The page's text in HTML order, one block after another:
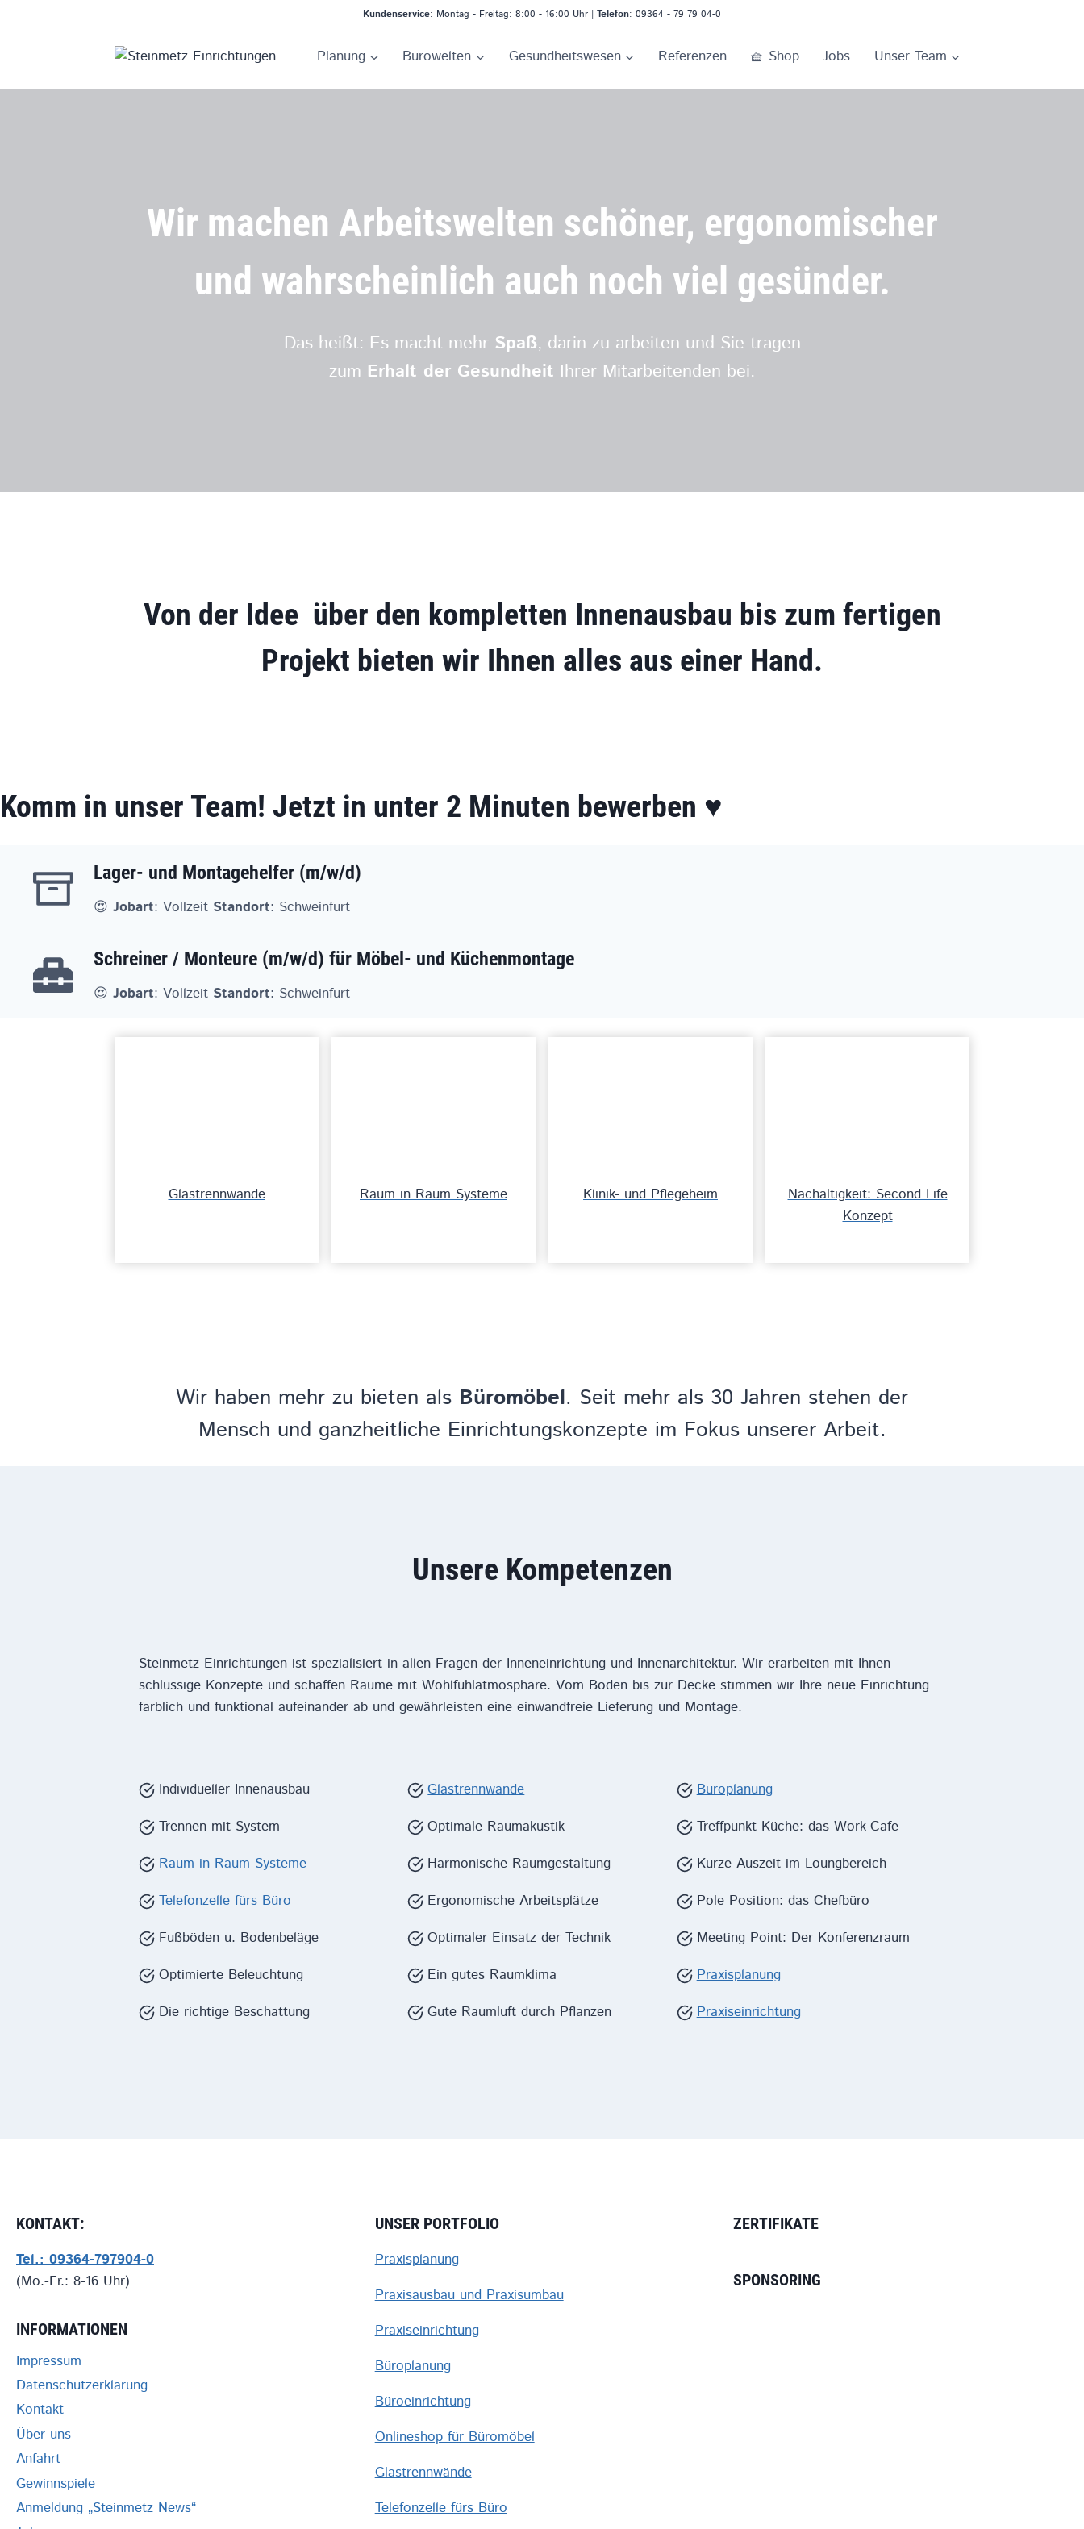
Kundenservice: Montag - Freitag: 8:00 - 16:00 Uhr | Telefon: 09364 - 79 79 04-0
Planung Bürowelten Gesundheitswesen Referenzen 🧺 Shop Jobs Unser Team
Wir machen Arbeitswelten schöner, ergonomischer
und wahrscheinlich auch noch viel gesünder.
Das heißt: Es macht mehr Spaß, darin zu arbeiten und Sie tragen
zum Erhalt der Gesundheit Ihrer Mitarbeitenden bei.
Von der Idee über den kompletten Innenausbau bis zum fertigen
Projekt bieten wir Ihnen alles aus einer Hand.
Komm in unser Team! Jetzt in unter 2 Minuten bewerben ♥️
Lager- und Montagehelfer (m/w/d)
😍 Jobart: Vollzeit Standort: Schweinfurt
Schreiner / Monteure (m/w/d) für Möbel- und Küchenmontage
😍 Jobart: Vollzeit Standort: Schweinfurt
Glastrennwände Raum in Raum Systeme Klinik- und Pflegeheim
Nachaltigkeit: Second Life
Konzept
Wir haben mehr zu bieten als Büromöbel. Seit mehr als 30 Jahren stehen der
Mensch und ganzheitliche Einrichtungskonzepte im Fokus unserer Arbeit.
Unsere Kompetenzen
Steinmetz Einrichtungen ist spezialisiert in allen Fragen der Inneneinrichtung und Innenarchitektur. Wir erarbeiten mit Ihnen
schlüssige Konzepte und schaffen Räume mit Wohlfühlatmosphäre. Vom Boden bis zur Decke stimmen wir Ihre neue Einrichtung
farblich und funktional aufeinander ab und gewährleisten eine einwandfreie Lieferung und Montage.
Individueller Innenausbau
Trennen mit System
Raum in Raum Systeme
Telefonzelle fürs Büro
Fußböden u. Bodenbeläge
Optimierte Beleuchtung
Die richtige Beschattung
Glastrennwände
Optimale Raumakustik
Harmonische Raumgestaltung
Ergonomische Arbeitsplätze
Optimaler Einsatz der Technik
Ein gutes Raumklima
Gute Raumluft durch Pflanzen
Büroplanung
Treffpunkt Küche: das Work-Cafe
Kurze Auszeit im Loungbereich
Pole Position: das Chefbüro
Meeting Point: Der Konferenzraum
Praxisplanung
Praxiseinrichtung
KONTAKT:
Tel.: 09364-797904-0
(Mo.-Fr.: 8-16 Uhr)
INFORMATIONEN
Impressum
Datenschutzerklärung
Kontakt
Über uns
Anfahrt
Gewinnspiele
Anmeldung „Steinmetz News“
UNSER PORTFOLIO
Praxisplanung
Praxisausbau und Praxisumbau
Praxiseinrichtung
Büroplanung
Büroeinrichtung
Onlineshop für Büromöbel
Glastrennwände
Telefonzelle fürs Büro
ZERTIFIKATE
SPONSORING